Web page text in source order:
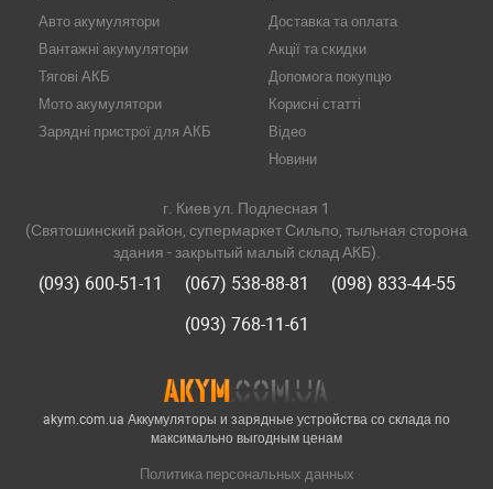
akym.com.ua Аккумуляторы и зарядные устройства со склада по
максимально выгодным ценам
Политика персональных данных
Авто акумулятори
Вантажні акумулятори
Тягові АКБ
Мото акумулятори
Зарядні пристрої для АКБ
Доставка та оплата
Акції та скидки
Допомога покупцю
Корисні статті
Відео
Новини
г. Киев ул. Подлесная 1
(Святошинский район, супермаркет Сильпо, тыльная сторона
здания - закрытый малый склад АКБ).
(093) 600-51-11 (067) 538-88-81
(098) 833-44-55
(093) 768-11-61